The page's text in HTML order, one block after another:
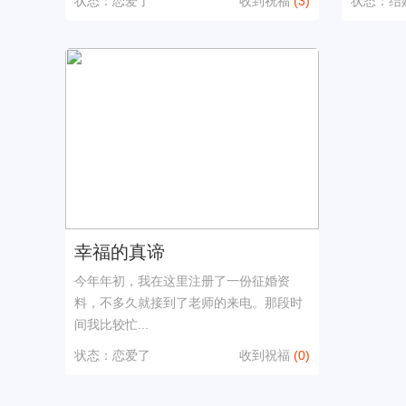
幸福的真谛
今年年初，我在这里注册了一份征婚资
料，不多久就接到了老师的来电。那段时
间我比较忙...
状态：恋爱了 收到祝福 (0)